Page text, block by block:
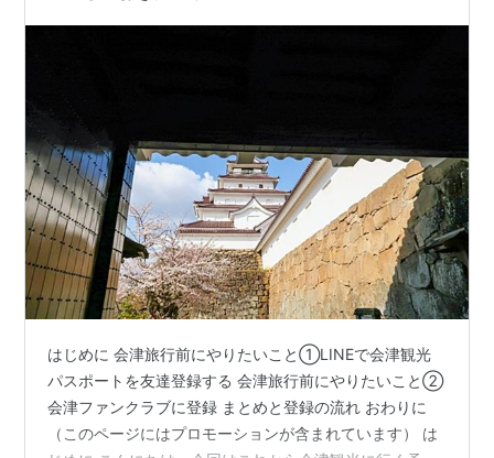
はじめに 会津旅行前にやりたいこと①LINEで会津観光
パスポートを友達登録する 会津旅行前にやりたいこと②
会津ファンクラブに登録 まとめと登録の流れ おわりに
（このページにはプロモーションが含まれています） は